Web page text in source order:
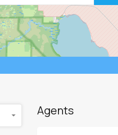
Agents